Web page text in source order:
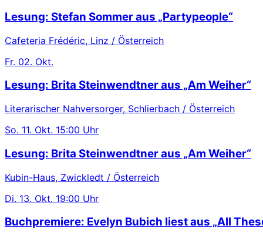
Lesung: Stefan Sommer aus „Partypeople“
Cafeteria Frédéric, Linz / Österreich
Fr. 02. Okt.
Lesung: Brita Steinwendtner aus „Am Weiher“
Literarischer Nahversorger, Schlierbach / Österreich
So. 11. Okt. 15:00 Uhr
Lesung: Brita Steinwendtner aus „Am Weiher“
Kubin-Haus, Zwickledt / Österreich
Di. 13. Okt. 19:00 Uhr
Buchpremiere: Evelyn Bubich liest aus „All